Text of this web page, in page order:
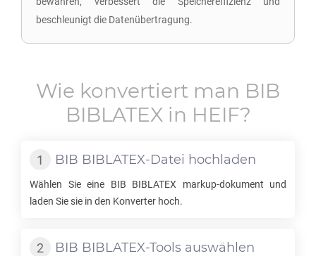
beschleunigt die Datenübertragung.
Wie konvertiert man BIB
BIBLATEXin HEIF?
BIB BIBLATEX-Datei hochladen
Wählen Sie eine BIB BIBLATEX markup-dokument und
laden Sie sie in den Konverter hoch.
BIB BIBLATEX-Tools auswählen